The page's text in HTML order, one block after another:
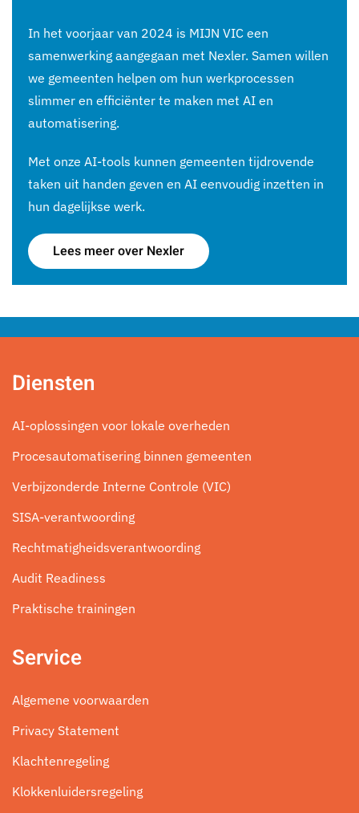
In het voorjaar van 2024 is MIJN VIC een
samenwerking aangegaan met Nexler. Samen willen
we gemeenten helpen om hun werkprocessen
slimmer en efficiënter te maken met AI en
automatisering.
Met onze AI-tools kunnen gemeenten tijdrovende
taken uit handen geven en AI eenvoudig inzetten in
hun dagelijkse werk.
Lees meer over Nexler
Diensten
AI-oplossingen voor lokale overheden
Procesautomatisering binnen gemeenten
Verbijzonderde Interne Controle (VIC)
SISA-verantwoording
Rechtmatigheidsverantwoording
Audit Readiness
Praktische trainingen
Service
Algemene voorwaarden
Privacy Statement
Klachtenregeling
Klokkenluidersregeling